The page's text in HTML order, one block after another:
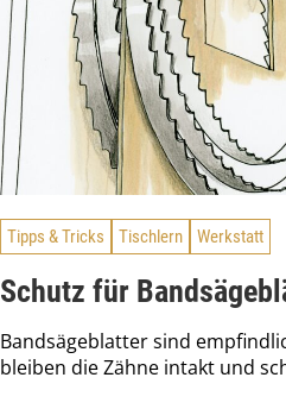
Tipps & Tricks Tischlern Werkstatt
Schutz für
Bandsägeblatter sind
bleiben die Zähne intakt und